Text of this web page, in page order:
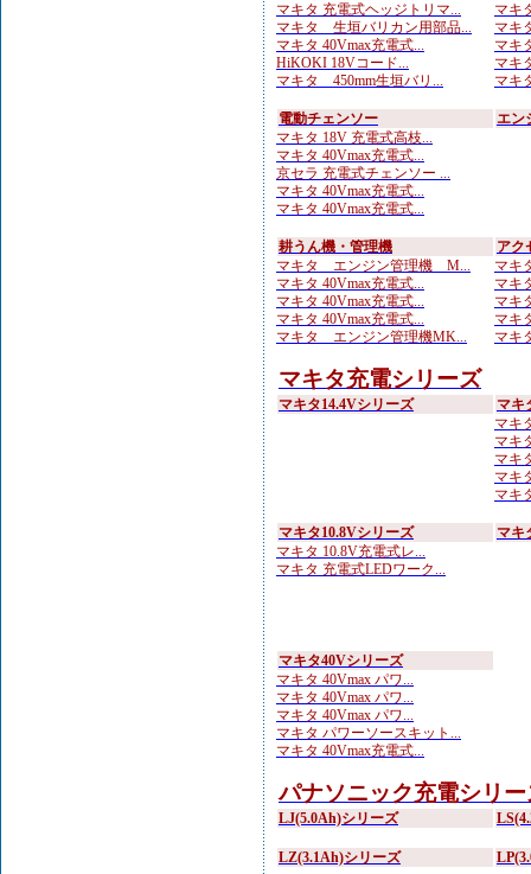
マキタ 充電式ヘッジトリマ...
マキタ 生垣バリカン用部品...
マキタ 40Vmax充電式...
HiKOKI 18Vコード...
マキタ 450mm生垣バリ...
マキ
マキ
マキ
マキ
マキ
電動チェンソー
マキタ 18V 充電式高枝...
マキタ 40Vmax充電式...
京セラ 充電式チェンソー ...
マキタ 40Vmax充電式...
マキタ 40Vmax充電式...
エン
耕うん機・管理機
マキタ エンジン管理機 M...
マキタ 40Vmax充電式...
マキタ 40Vmax充電式...
マキタ 40Vmax充電式...
マキタ エンジン管理機MK...
アク
マキ
マキ
マキ
マキ
マキ
マキタ充電シリーズ
マキタ14.4Vシリーズ
マキ
マキ
マキ
マキ
マキ
マキ
マキタ10.8Vシリーズ
マキタ 10.8V充電式レ...
マキタ 充電式LEDワーク...
マキ
マキタ40Vシリーズ
マキタ 40Vmax パワ...
マキタ 40Vmax パワ...
マキタ 40Vmax パワ...
マキタ パワーソースキット...
マキタ 40Vmax充電式...
パナソニック充電シリー
LJ(5.0Ah)シリーズ
LZ(3.1Ah)シリーズ